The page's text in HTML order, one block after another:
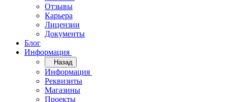
Отзывы
Карьера
Лицензии
Документы
Блог
Информация
Назад
Информация
Реквизиты
Магазины
Проекты